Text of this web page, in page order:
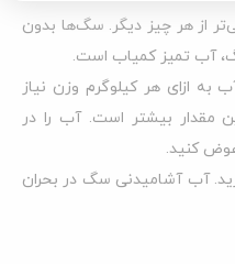
از هر چیز دیگر. سگ‌ها بدون
۱۰۰ میلی‌لیتر آب به ازای هر کیلوگرم وزن نیاز
مقدار بیشتر است. آب را در
کنید.
آب آشامیدنی سگ در بحران